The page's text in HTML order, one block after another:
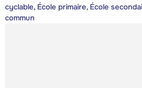
cyclable, École primaire, École
commun